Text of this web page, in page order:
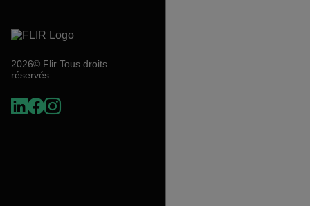
2026© Flir Tous droits
réservés.